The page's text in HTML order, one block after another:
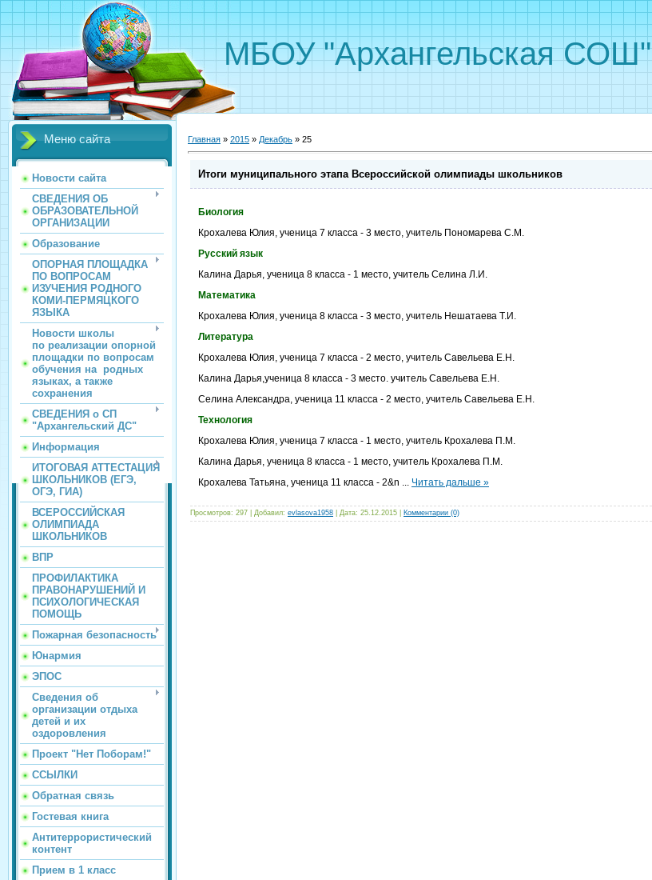
МБОУ "Архангельская СОШ"
Меню сайта
Новости сайта
СВЕДЕНИЯ ОБ
ОБРАЗОВАТЕЛЬНОЙ
ОРГАНИЗАЦИИ
Образование
ОПОРНАЯ ПЛОЩАДКА
ПО ВОПРОСАМ
ИЗУЧЕНИЯ РОДНОГО
КОМИ-ПЕРМЯЦКОГО
ЯЗЫКА
Новости школы
по реализации опорной
площадки по вопросам
обучения на родных
языках, а также
сохранения
СВЕДЕНИЯ о СП
"Архангельский ДС"
Информация
ИТОГОВАЯ АТТЕСТАЦИЯ
ШКОЛЬНИКОВ (ЕГЭ,
ОГЭ, ГИА)
ВСЕРОССИЙСКАЯ
ОЛИМПИАДА
ШКОЛЬНИКОВ
ВПР
ПРОФИЛАКТИКА
ПРАВОНАРУШЕНИЙ И
ПСИХОЛОГИЧЕСКАЯ
ПОМОЩЬ
Пожарная безопасность
Юнармия
ЭПОС
Сведения об
организации отдыха
детей и их
оздоровления
Проект "Нет Поборам!"
ССЫЛКИ
Обратная связь
Гостевая книга
Антитеррористический
контент
Прием в 1 класс
Главная » 2015 » Декабрь » 25
Итоги муниципального этапа Всероссийской олимпиады школьников
Биология
Крохалева Юлия, ученица 7 класса - 3 место, учитель Пономарева С.М.
Русский язык
Калина Дарья, ученица 8 класса - 1 место, учитель Селина Л.И.
Математика
Крохалева Юлия, ученица 8 класса - 3 место, учитель Нешатаева Т.И.
Литература
Крохалева Юлия, ученица 7 класса - 2 место, учитель Савельева Е.Н.
Калина Дарья,ученица 8 класса - 3 место. учитель Савельева Е.Н.
Селина Александра, ученица 11 класса - 2 место, учитель Савельева Е.Н.
Технология
Крохалева Юлия, ученица 7 класса - 1 место, учитель Крохалева П.М.
Калина Дарья, ученица 8 класса - 1 место, учитель Крохалева П.М.
Крохалева Татьяна, ученица 11 класса - 2&n ... Читать дальше »
Просмотров: 297 Добавил: evlasova1958 Дата: 25.12.2015 Комментарии (0)